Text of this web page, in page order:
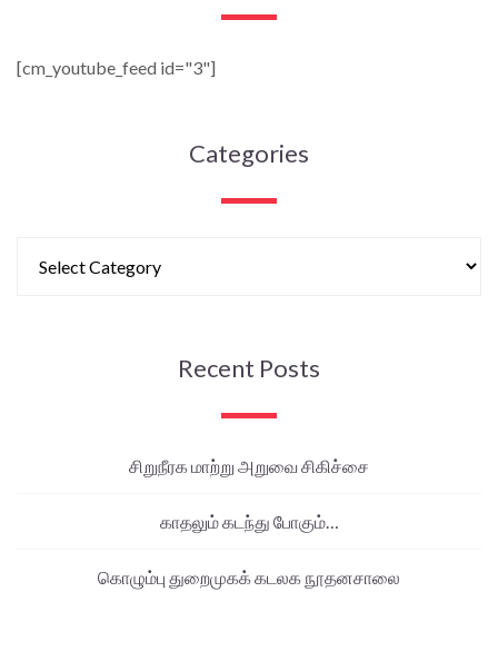
[cm_youtube_feed id="3"]
Categories
Recent Posts
சிறுநீரக மாற்று அறுவை சிகிச்சை
காதலும் கடந்து போகும்…
கொழும்பு துறைமுகக் கடலக நூதனசாலை